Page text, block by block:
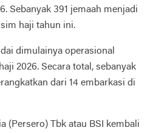
Sebanyak 391 jemaah menjadi
haji tahun ini.
dimulainya operasional
2026. Secara total, sebanyak
dari 14 embarkasi di
(Persero) Tbk atau BSI kembali